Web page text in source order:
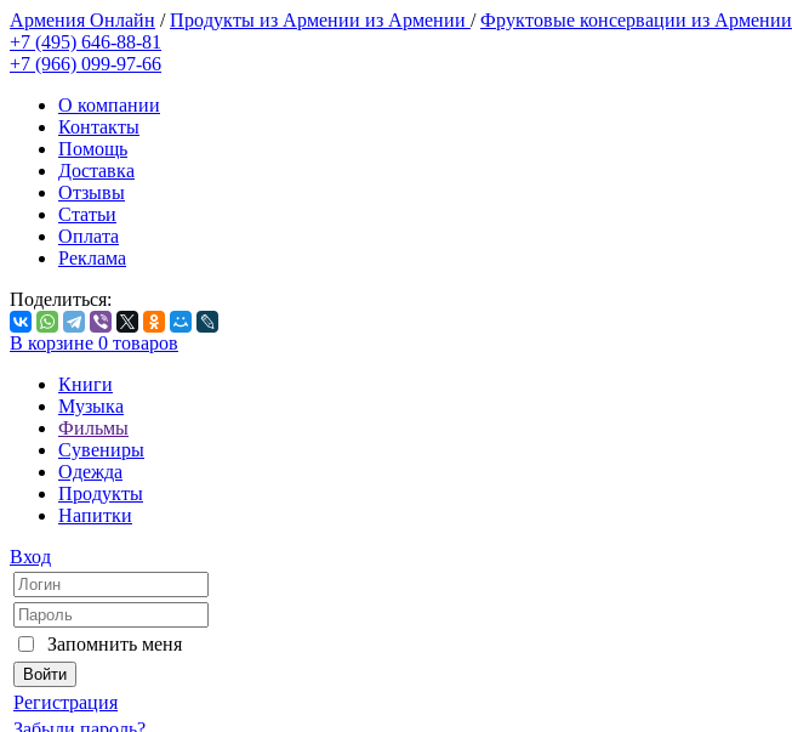
Армения Онлайн /Продукты из Армении из Армении /Фруктовые консервации из Армении
+7 (495) 646-88-81
+7 (966) 099-97-66
О компании
Контакты
Помощь
Доставка
Отзывы
Статьи
Оплата
Реклама
Поделиться:
В корзине 0 товаров
Книги
Музыка
Фильмы
Сувениры
Одежда
Продукты
Напитки
Вход
Запомнить меня
Регистрация